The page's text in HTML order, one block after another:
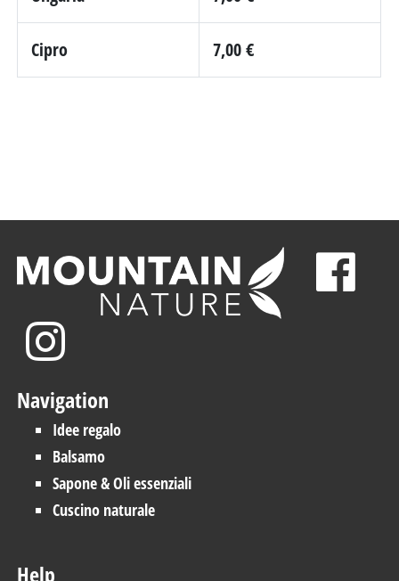
Cipro 7,00 €
Navigation
Idee regalo
Balsamo
Sapone & Oli essenziali
Cuscino naturale
Help